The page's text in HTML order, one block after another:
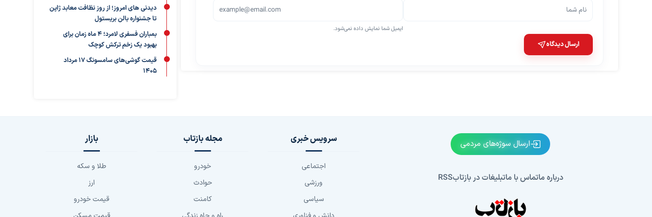
ایمیل شما نمایش داده نمی‌شود.
ارسال دیدگاه
دیدنی های امروز؛ از روز نظافت معابد ژاپن
تا جشنواره بالن بریستول
بمباران فسفری لامرد؛ ۴ ماه زمان برای
بهبود یک زخم ترکش کوچک
قیمت گوشی‌های سامسونگ 17 مرداد
1405
ارسال سوژه‌های مردمی
درباره ماتماس با ماتبلیغات در بازتابRSS
سرویس خبری
اجتماعی
ورزشی
سیاسی
مجله بازتاب
خودرو
حوادث
کامنت
بازار
طلا و سکه
ارز
قیمت خودرو